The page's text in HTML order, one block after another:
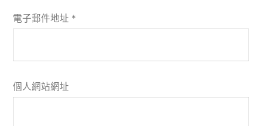
電子郵件地址 *
個人網站網址